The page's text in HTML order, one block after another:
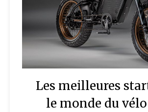
Les meilleures
le monde du vélo